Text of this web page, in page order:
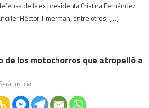
de la ex presidenta Cristina Fernández
Héctor Timerman, entre otros, […]
de los motochorros que atropelló a
Justicia